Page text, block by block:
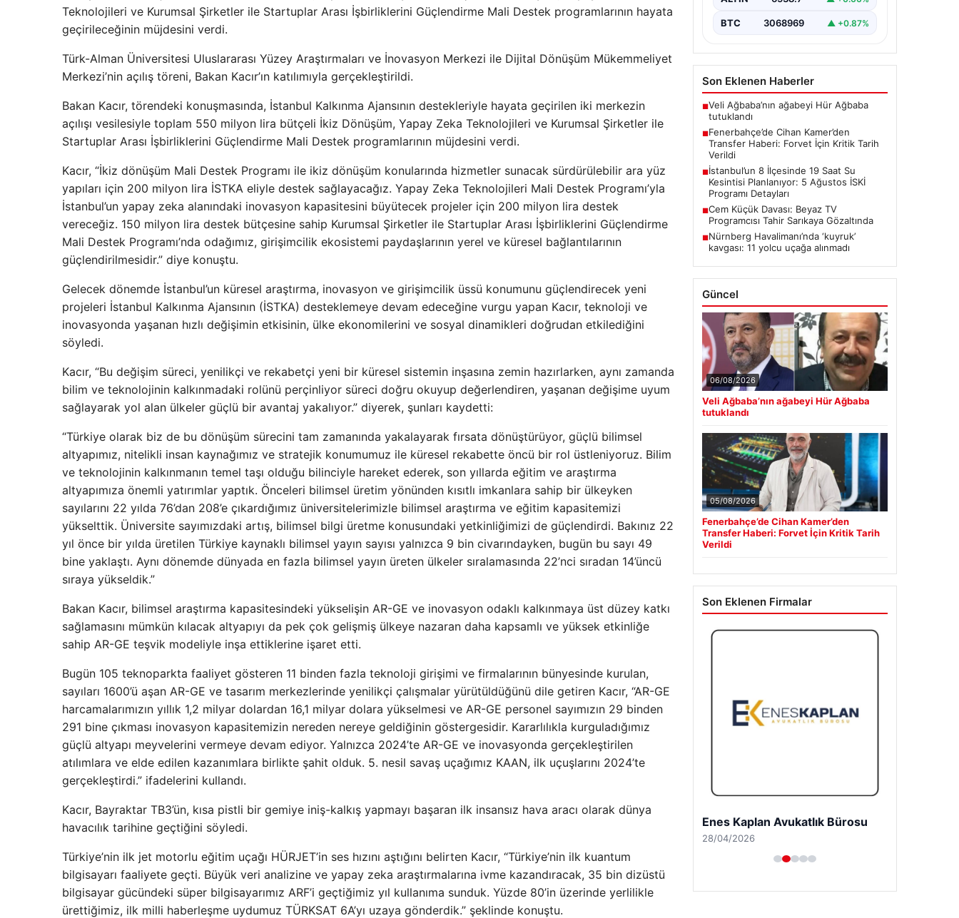
Teknolojileri ve Kurumsal Şirketler ile Startuplar Arası İşbirliklerini Güçlendirme Mali Destek programlarının hayata
geçirileceğinin müjdesini verdi.
Türk-Alman Üniversitesi Uluslararası Yüzey Araştırmaları ve İnovasyon Merkezi ile Dijital Dönüşüm Mükemmeliyet
Merkezi’nin açılış töreni, Bakan Kacır’ın katılımıyla gerçekleştirildi.
Bakan Kacır, törendeki konuşmasında, İstanbul Kalkınma Ajansının destekleriyle hayata geçirilen iki merkezin
açılışı vesilesiyle toplam 550 milyon lira bütçeli İkiz Dönüşüm, Yapay Zeka Teknolojileri ve Kurumsal Şirketler ile
Startuplar Arası İşbirliklerini Güçlendirme Mali Destek programlarının müjdesini verdi.
Kacır, “İkiz dönüşüm Mali Destek Programı ile ikiz dönüşüm konularında hizmetler sunacak sürdürülebilir ara yüz
yapıları için 200 milyon lira İSTKA eliyle destek sağlayacağız. Yapay Zeka Teknolojileri Mali Destek Programı’yla
İstanbul’un yapay zeka alanındaki inovasyon kapasitesini büyütecek projeler için 200 milyon lira destek
vereceğiz. 150 milyon lira destek bütçesine sahip Kurumsal Şirketler ile Startuplar Arası İşbirliklerini Güçlendirme
Mali Destek Programı’nda odağımız, girişimcilik ekosistemi paydaşlarının yerel ve küresel bağlantılarının
güçlendirilmesidir.” diye konuştu.
Gelecek dönemde İstanbul’un küresel araştırma, inovasyon ve girişimcilik üssü konumunu güçlendirecek yeni
projeleri İstanbul Kalkınma Ajansının (İSTKA) desteklemeye devam edeceğine vurgu yapan Kacır, teknoloji ve
inovasyonda yaşanan hızlı değişimin etkisinin, ülke ekonomilerini ve sosyal dinamikleri doğrudan etkilediğini
söyledi.
Kacır, “Bu değişim süreci, yenilikçi ve rekabetçi yeni bir küresel sistemin inşasına zemin hazırlarken, aynı zamanda
bilim ve teknolojinin kalkınmadaki rolünü perçinliyor süreci doğru okuyup değerlendiren, yaşanan değişime uyum
sağlayarak yol alan ülkeler güçlü bir avantaj yakalıyor.” diyerek, şunları kaydetti:
“Türkiye olarak biz de bu dönüşüm sürecini tam zamanında yakalayarak fırsata dönüştürüyor, güçlü bilimsel
altyapımız, nitelikli insan kaynağımız ve stratejik konumumuz ile küresel rekabette öncü bir rol üstleniyoruz. Bilim
ve teknolojinin kalkınmanın temel taşı olduğu bilinciyle hareket ederek, son yıllarda eğitim ve araştırma
altyapımıza önemli yatırımlar yaptık. Önceleri bilimsel üretim yönünden kısıtlı imkanlara sahip bir ülkeyken
sayılarını 22 yılda 76’dan 208’e çıkardığımız üniversitelerimizle bilimsel araştırma ve eğitim kapasitemizi
yükselttik. Üniversite sayımızdaki artış, bilimsel bilgi üretme konusundaki yetkinliğimizi de güçlendirdi. Bakınız 22
yıl önce bir yılda üretilen Türkiye kaynaklı bilimsel yayın sayısı yalnızca 9 bin civarındayken, bugün bu sayı 49
bine yaklaştı. Aynı dönemde dünyada en fazla bilimsel yayın üreten ülkeler sıralamasında 22’nci sıradan 14’üncü
sıraya yükseldik.”
Bakan Kacır, bilimsel araştırma kapasitesindeki yükselişin AR-GE ve inovasyon odaklı kalkınmaya üst düzey katkı
sağlamasını mümkün kılacak altyapıyı da pek çok gelişmiş ülkeye nazaran daha kapsamlı ve yüksek etkinliğe
sahip AR-GE teşvik modeliyle inşa ettiklerine işaret etti.
Bugün 105 teknoparkta faaliyet gösteren 11 binden fazla teknoloji girişimi ve firmalarının bünyesinde kurulan,
sayıları 1600’ü aşan AR-GE ve tasarım merkezlerinde yenilikçi çalışmalar yürütüldüğünü dile getiren Kacır, “AR-GE
harcamalarımızın yıllık 1,2 milyar dolardan 16,1 milyar dolara yükselmesi ve AR-GE personel sayımızın 29 binden
291 bine çıkması inovasyon kapasitemizin nereden nereye geldiğinin göstergesidir. Kararlılıkla kurguladığımız
güçlü altyapı meyvelerini vermeye devam ediyor. Yalnızca 2024’te AR-GE ve inovasyonda gerçekleştirilen
atılımlara ve elde edilen kazanımlara birlikte şahit olduk. 5. nesil savaş uçağımız KAAN, ilk uçuşlarını 2024’te
gerçekleştirdi.” ifadelerini kullandı.
Kacır, Bayraktar TB3’ün, kısa pistli bir gemiye iniş-kalkış yapmayı başaran ilk insansız hava aracı olarak dünya
havacılık tarihine geçtiğini söyledi.
Türkiye’nin ilk jet motorlu eğitim uçağı HÜRJET’in ses hızını aştığını belirten Kacır, “Türkiye’nin ilk kuantum
bilgisayarı faaliyete geçti. Büyük veri analizine ve yapay zeka araştırmalarına ivme kazandıracak, 35 bin dizüstü
bilgisayar gücündeki süper bilgisayarımız ARF’i geçtiğimiz yıl kullanıma sunduk. Yüzde 80’in üzerinde yerlilikle
ürettiğimiz, ilk milli haberleşme uydumuz TÜRKSAT 6A’yı uzaya gönderdik.” şeklinde konuştu.
onarım çalışmaları kapsamında…
BTC 3068969 ▲ +0.87%
Son Eklenen Haberler
■Veli Ağbaba’nın ağabeyi Hür Ağbaba
tutuklandı
■Fenerbahçe’de Cihan Kamer’den
Transfer Haberi: Forvet İçin Kritik Tarih
Verildi
■İstanbul’un 8 İlçesinde 19 Saat Su
Kesintisi Planlanıyor: 5 Ağustos İSKİ
Programı Detayları
■Cem Küçük Davası: Beyaz TV
Programcısı Tahir Sarıkaya Gözaltında
■Nürnberg Havalimanı’nda ‘kuyruk’
kavgası: 11 yolcu uçağa alınmadı
Güncel
06/08/2026
Veli Ağbaba’nın ağabeyi Hür Ağbaba
tutuklandı
05/08/2026
Fenerbahçe’de Cihan Kamer’den
Transfer Haberi: Forvet İçin Kritik Tarih
Verildi
Son Eklenen Firmalar
Trend Yapı Akustik
18/04/2026